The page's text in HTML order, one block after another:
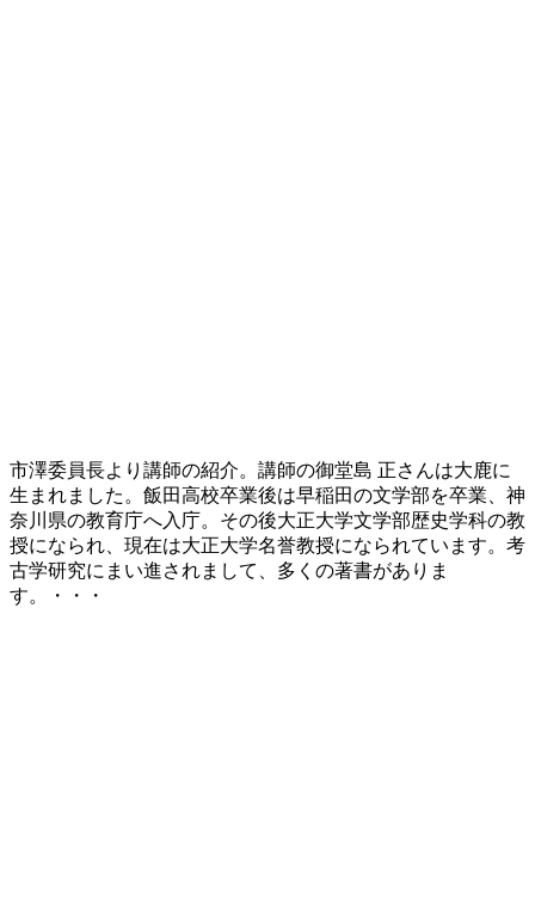
市澤委員長より講師の紹介。講師の御堂島 正さんは大鹿に
生まれました。飯田高校卒業後は早稲田の文学部を卒業、神
奈川県の教育庁へ入庁。その後大正大学文学部歴史学科の教
授になられ、現在は大正大学名誉教授になられています。考
古学研究にまい進されまして、多くの著書がありま
す。・・・